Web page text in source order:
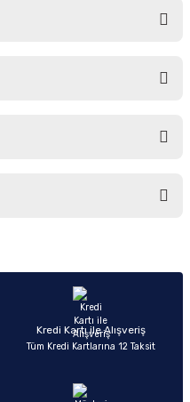
kullanarak tarafımıza
siz yapın!
Kredi Kartı ile Alışveriş
Tüm Kredi Kartlarına 12 Taksit